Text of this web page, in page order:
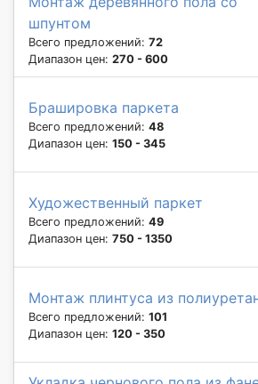
шпунтом
Всего предложений: 72
Диапазон цен: 270 - 600
Брашировка паркета
Всего предложений: 48
Диапазон цен: 150 - 345
Художественный паркет
Всего предложений: 49
Диапазон цен: 750 - 1350
Монтаж плинтуса из
Всего предложений: 101
Диапазон цен: 120 - 350